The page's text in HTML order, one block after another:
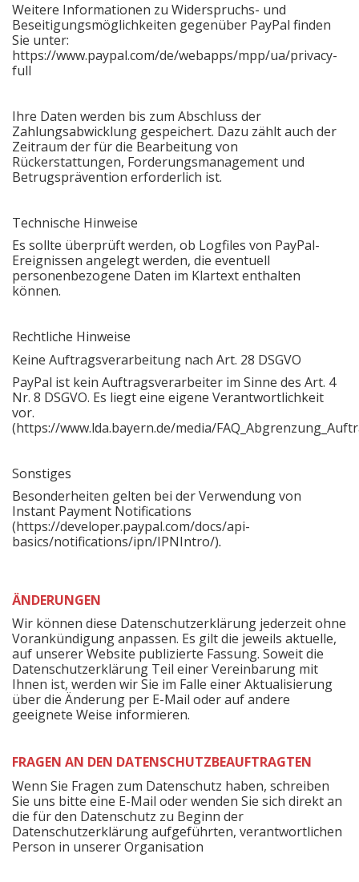
Weitere Informationen zu Widerspruchs- und
Beseitigungsmöglichkeiten gegenüber PayPal finden
Sie unter:
https://www.paypal.com/de/webapps/mpp/ua/privacy-
full
Ihre Daten werden bis zum Abschluss der
Zahlungsabwicklung gespeichert. Dazu zählt auch der
Zeitraum der für die Bearbeitung von
Rückerstattungen, Forderungsmanagement und
Betrugsprävention erforderlich ist.
Technische Hinweise
Es sollte überprüft werden, ob Logfiles von PayPal-
Ereignissen angelegt werden, die eventuell
personenbezogene Daten im Klartext enthalten
können.
Rechtliche Hinweise
Keine Auftragsverarbeitung nach Art. 28 DSGVO
PayPal ist kein Auftragsverarbeiter im Sinne des Art. 4
Nr. 8 DSGVO. Es liegt eine eigene Verantwortlichkeit
vor.
(https://www.lda.bayern.de/media/
Sonstiges
Besonderheiten gelten bei der Verwendung von
Instant Payment Notifications
(https://developer.paypal.com/docs/api-
basics/notifications/ipn/IPNIntro/).
ÄNDERUNGEN
Wir können diese Datenschutzerklärung jederzeit ohne
Vorankündigung anpassen. Es gilt die jeweils aktuelle,
auf unserer Website publizierte Fassung. Soweit die
Datenschutzerklärung Teil einer Vereinbarung mit
Ihnen ist, werden wir Sie im Falle einer Aktualisierung
über die Änderung per E-Mail oder auf andere
geeignete Weise informieren.
FRAGEN AN DEN DATENSCHUTZBEAUFTRAGTEN
Wenn Sie Fragen zum Datenschutz haben, schreiben
Sie uns bitte eine E-Mail oder wenden Sie sich direkt an
die für den Datenschutz zu Beginn der
Datenschutzerklärung aufgeführten, verantwortlichen
Person in unserer Organisation